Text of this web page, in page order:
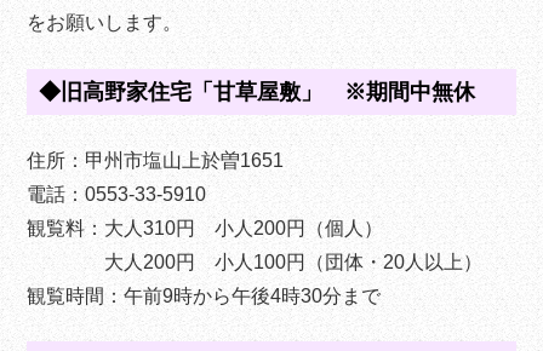
をお願いします。
◆旧高野家住宅「甘草屋敷」 ※期間中無休
住所：甲州市塩山上於曽1651
電話：0553-33-5910
観覧料：大人310円 小人200円（個人）
大人200円 小人100円（団体・20人以上）
観覧時間：午前9時から午後4時30分まで